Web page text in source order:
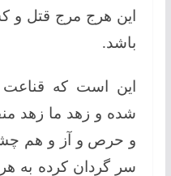
این هرج مرج قتل و
باشد.
این است که
شده و زهد ما زهد
و حرص و آز و هم
سر گردان کرده به